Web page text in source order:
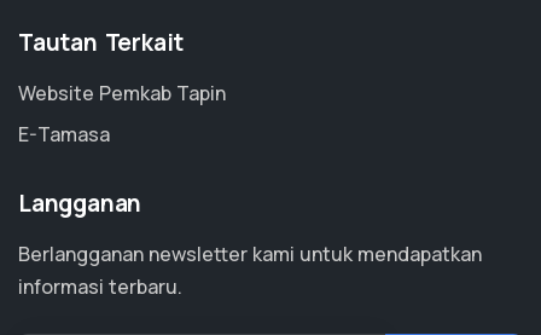
Tautan Terkait
Website Pemkab Tapin
E-Tamasa
Langganan
Berlangganan newsletter kami untuk mendapatkan
informasi terbaru.